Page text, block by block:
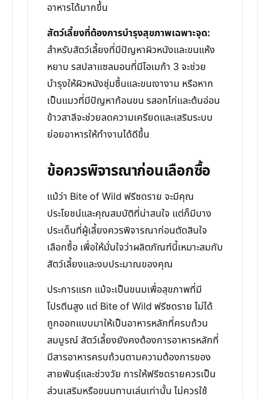
อาหารได้มากขึ้น
สัตว์เลี้ยงที่ต้องการบำรุงสุขภาพเฉพาะจุด:
สำหรับสัตว์เลี้ยงที่มีปัญหาผิวหนังและขนแห้ง
หยาบ รสปลาแซลมอนที่มีโอเมก้า 3 จะช่วย
บำรุงให้ผิวหนังชุ่มชื้นและขนเงางาม หรือหาก
เป็นแมวที่มีปัญหาก้อนขน รสอกไก่และต้นอ่อน
ข้าวสาลีจะช่วยลดความเครียดและเสริมระบบ
ย่อยอาหารให้ทำงานได้ดีขึ้น
ข้อควรพิจารณาก่อนเลือกซื้อ
แม้ว่า Bite of Wild ฟรีซดราย จะมีคุณ
ประโยชน์และคุณสมบัติที่น่าสนใจ แต่ก็มีบาง
ประเด็นที่ผู้เลี้ยงควรพิจารณาก่อนตัดสินใจ
เลือกซื้อ เพื่อให้มั่นใจว่าผลิตภัณฑ์นี้เหมาะสมกับ
สัตว์เลี้ยงและงบประมาณของคุณ
ประการแรก แม้จะเป็นขนมเพื่อสุขภาพที่มี
โปรตีนสูง แต่ Bite of Wild ฟรีซดราย ไม่ได้
ถูกออกแบบมาให้เป็นอาหารหลักที่ครบถ้วน
สมบูรณ์ สัตว์เลี้ยงยังคงต้องการอาหารหลักที่
มีสารอาหารครบถ้วนตามความต้องการของ
สายพันธุ์และช่วงวัย การให้ฟรีซดรายควรเป็น
ส่วนเสริมหรือขนมทานเล่นเท่านั้น ไม่ควรใช้